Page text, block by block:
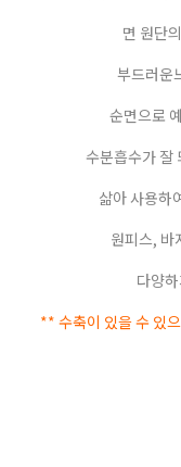
면 원단
부드러운
순면으로
수분흡수가 잘
삶아 사용하
원피스, 바
다양
** 수축이 있을 수 있